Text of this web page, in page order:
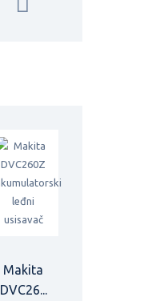
Makita
DVC26...